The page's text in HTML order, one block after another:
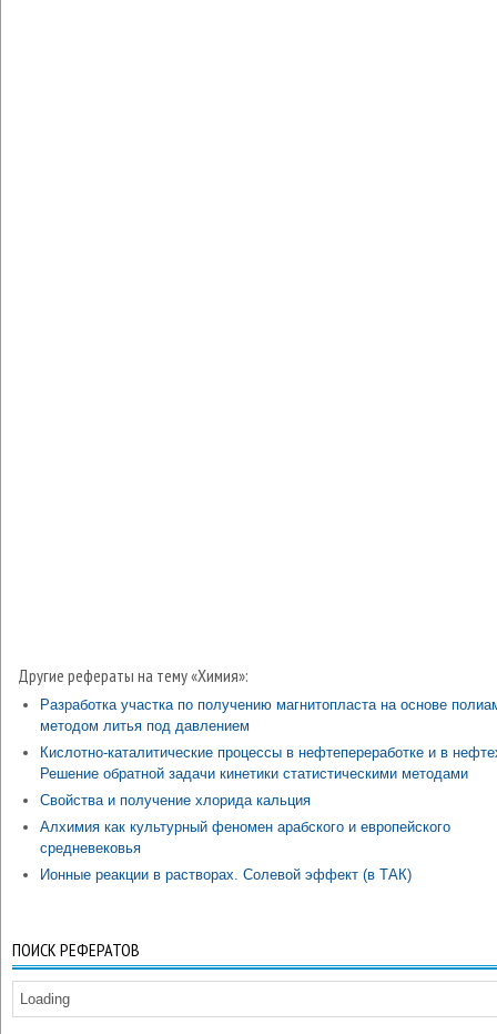
Другие рефераты на тему «Химия»:
Разработка участка по получению магнитопласта на основе
методом литья под давлением
Кислотно-каталитические процессы в нефтепереработке и в
Решение обратной задачи кинетики статистическими методами
Свойства и получение хлорида кальция
Алхимия как культурный феномен арабского и европейского
средневековья
Ионные реакции в растворах. Солевой эффект (в ТАК)
ПОИСК РЕФЕРАТОВ
Loading